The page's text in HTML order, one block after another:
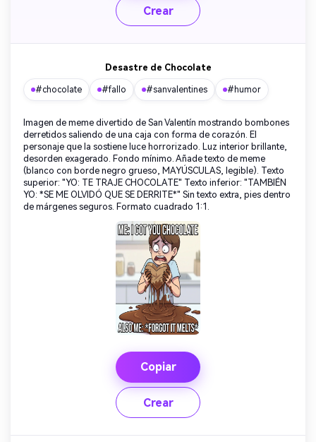
Crear
Desastre de Chocolate
#chocolate #fallo #sanvalentines #humor
Imagen de meme divertido de San Valentín mostrando bombones
derretidos saliendo de una caja con forma de corazón. El
personaje que la sostiene luce horrorizado. Luz interior brillante,
desorden exagerado. Fondo mínimo. Añade texto de meme
(blanco con borde negro grueso, MAYÚSCULAS, legible). Texto
superior: "YO: TE TRAJE CHOCOLATE" Texto inferior: "TAMBIÉN
YO: *SE ME OLVIDÓ QUE SE DERRITE*" Sin texto extra, pies dentro
de márgenes seguros. Formato cuadrado 1:1.
Copiar
Crear